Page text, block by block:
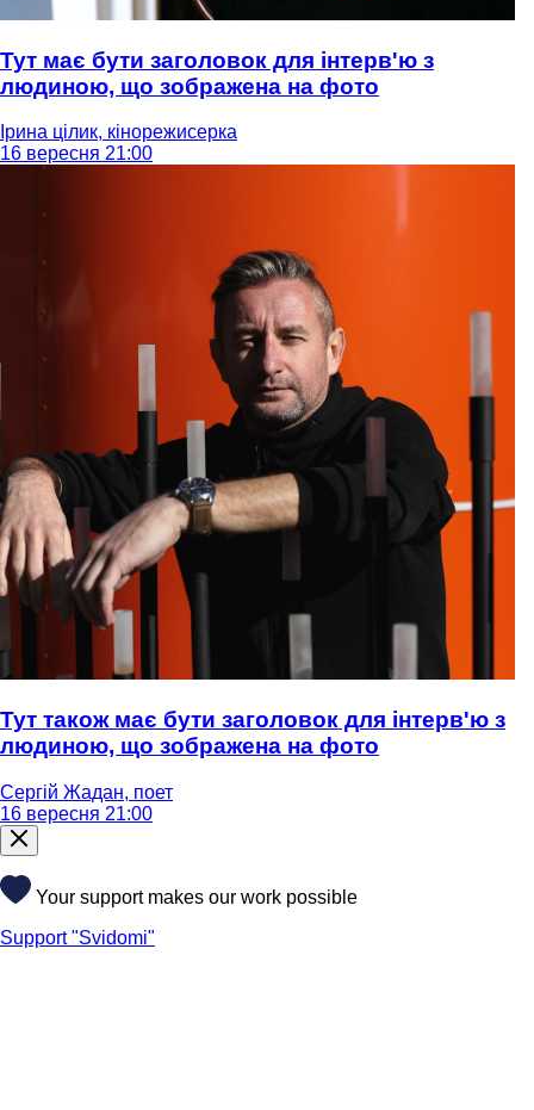
Тут має бути заголовок для інтерв'ю з
людиною, що зображена на фото
Ірина цілик, кінорежисерка
16 вересня 21:00
Тут також має бути заголовок для інтерв'ю з
людиною, що зображена на фото
Сергій Жадан, поет
16 вересня 21:00
Your support makes our work possible
Support "Svidomi"